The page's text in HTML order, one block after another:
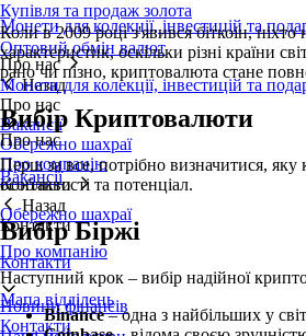
Монети для колекції, інвестицій та
Про нас
Назад
Про нас
Вакансії
Обережно шахраї
Про компанію
Контакти
Назад
Контакти
Контакти
Мапа відділень
Купівля та продаж золота
Оптовий обмін валют
Монети для колекції, інвестицій та
Про нас
Вакансії
Обережно шахраї
Про компанію
Новини фінансів
Контакти
Коли в 2009 році з'явився біткоін,
характеристик, оскільки різні країни
рано чи пізно, криптовалюта стане
Вибір Криптовалюти
Перш за все, потрібно визначитися,
особливості та потенціал.
Вибір Біржі
Наступний крок – вибір надійної
Binance– одна з найбільших у